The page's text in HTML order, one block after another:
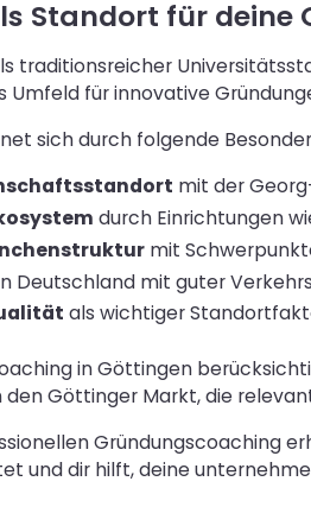
Standort für deine
traditionsreicher
Umfeld für innovative
sich durch folgende
mit der
durch Einrichtungen
mit
Deutschland mit guter
als wichtiger
in Göttingen
den Göttinger Markt, die
Gründungscoaching
und dir hilft, deine